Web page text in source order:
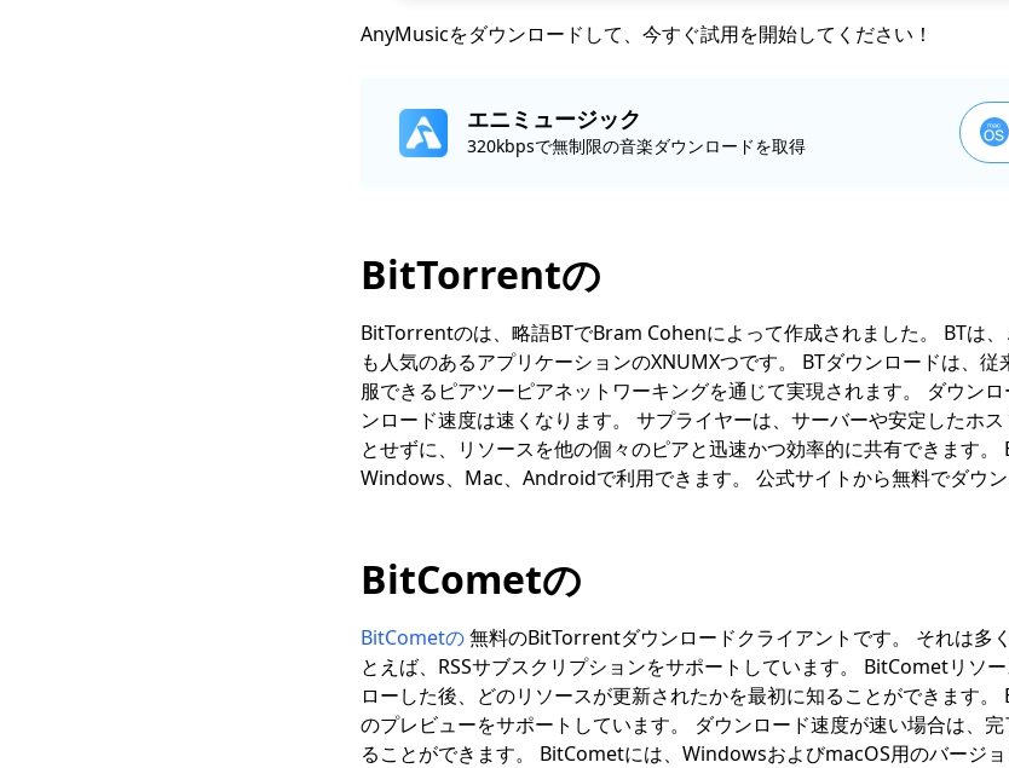
AnyMusicをダウンロードして、今すぐ試用を開始してください！
エニミュージック
320kbpsで無制限の音楽ダウンロードを取得
BitTorrentの
BitTorrentのは、略語BTでBram Cohenによって作成されました。 BTは
も人気のあるアプリケーションのXNUMXつです。 BTダウンロードは、
服できるピアツーピアネットワーキングを通じて実現されます。 ダウン
ンロード速度は速くなります。 サプライヤーは、サーバーや安定したホ
とせずに、リソースを他の個々のピアと迅速かつ効率的に共有できます。
Windows、Mac、Androidで利用できます。 公式サイトから無料でダウン
BitCometの
BitCometの無料のBitTorrentダウンロードクライアントです。 それは多
とえば、RSSサブスクリプションをサポートしています。 BitCometリソ
ローした後、どのリソースが更新されたかを最初に知ることができます
のプレビューをサポートしています。 ダウンロード速度が速い場合は、
ることができます。 BitCometには、WindowsおよびmacOS用のバージ